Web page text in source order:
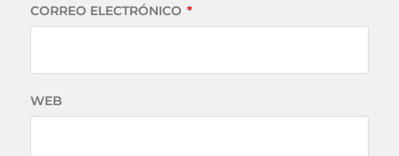
CORREO ELECTRÓNICO *
WEB